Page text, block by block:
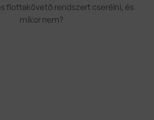
flottakövető rendszert cserélni, és
mikor nem?